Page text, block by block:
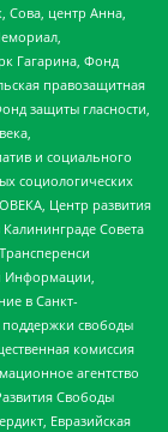
Сова, центр Анна,
Гагарина, Фонд
правозащитная
защиты гласности,
и социального
социологических
Центр развития
Совета
Информации,
в Санкт-
свободы
комиссия
агентство
Свободы
Евразийская